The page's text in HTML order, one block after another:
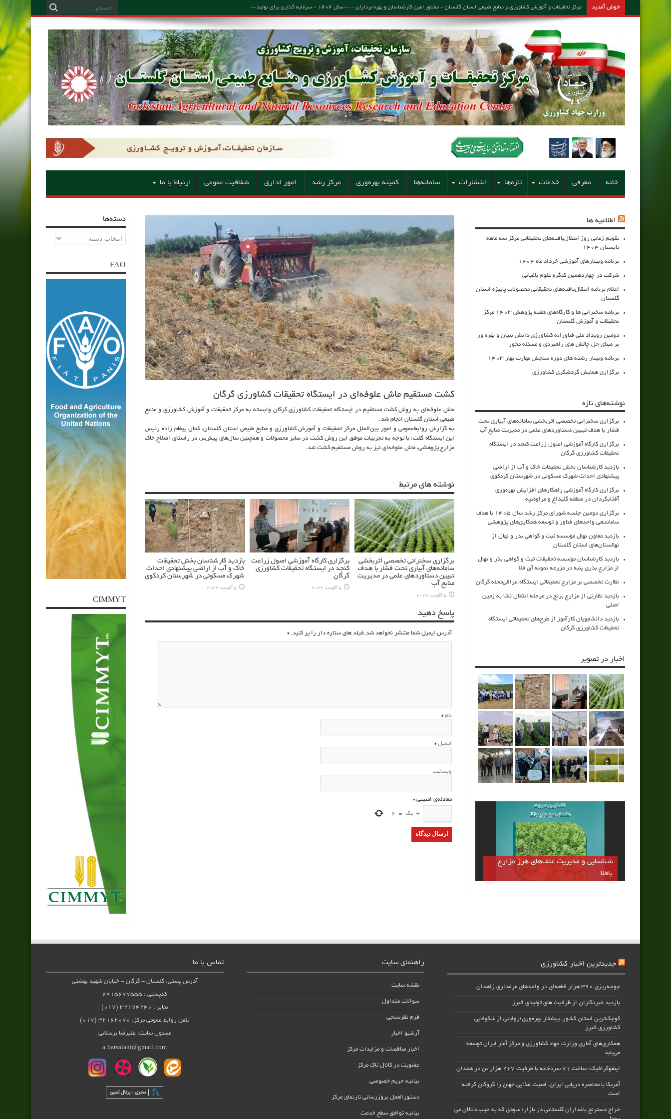
خوش آمدید مرکز تحقیقات و آموزش کشاورزی و منابع طبیعی استان گلستان – مشاور امین کارشناسان و بهره برداران – ***سال ۱۴۰۴ – سرمایه گذاری برای تولید***
خانه معرفی خدمات تازه‌ها انتشارات سامانه‌ها کمیته بهره‌وری مرکز رشد امور اداری شفافیت عمومی ارتباط با ما
کشت مستقیم ماش علوفه‌ای در ایستگاه تحقیقات کشاورزی گرگان
ماش علوفه‌ای به روش کشت مستقیم در ایستگاه تحقیقات کشاورزی گرگان وابسته به مرکز تحقیقات و آموزش کشاورزی و منابع
طبیعی استان گلستان انجام شد.
به گزارش روابط‌عمومی و امور بین‌الملل مرکز تحقیقات و آموزش کشاورزی و منابع طبیعی استان گلستان، کمال پیغام زاده رئیس
این ایستگاه گفت: با توجه به تجربیات موفق این روش کشت در سایر محصولات و همچنین سال‌های پیش‌تر، در راستای اصلاح خاک
مزارع پژوهشی، ماش علوفه‌ای نیز به روش مستقیم کشت شد.
نوشته های مرتبط
برگزاری سخنرانی تخصصی اثربخشی
سامانه‌های آبیاری تحت فشار با هدف
تبیین دستاوردهای علمی در مدیریت
منابع آب
5 آگوست 2026
برگزاری کارگاه آموزشی اصول زراعت
کنجد در ایستگاه تحقیقات کشاورزی
گرگان
5 آگوست 2026
بازدید کارشناسان بخش تحقیقات
خاک و آب از اراضی پیشنهادی احداث
شهرک مسکونی در شهرستان کردکوی
5 آگوست 2026
پاسخ دهید
آدرس ایمیل شما منتشر نخواهد شد.فیلد های ستاره دار را پر کنید.*
نام *
ایمیل *
وبسایت
معادله‌ی امنیتی*
+ یک =
6
دسته‌ها
دسته‌ها
FAO
CIMMYT
اطلاعیه ها
تقویم زمانی روز انتقال‌یافته‌های تحقیقاتی مرکز سه ماهه
تابستان 1404
برنامه وبینارهای آموزشی خرداد ماه 1404
شرکت در چهاردهمین کنگره علوم باغبانی
اعلام برنامه انتقال‌یافته‌های تحقیقاتی محصولات پاییزه استان
گلستان
برنامه سخنرانی ها و کارگاه‌های هفته پژوهش 1403 مرکز
تحقیقات و آموزش گلستان
دومین رویداد ملی فناورانه کشاورزی دانش بنیان و بهره ور
بر مبنای حل چالش های راهبردی و مسئله محور
برنامه وبینار رشته های دوره سنجش مهارت بهار 1403
برگزاری همایش گردشگری کشاورزی
نوشته‌های تازه
برگزاری سخنرانی تخصصی اثربخشی سامانه‌های آبیاری تحت
فشار با هدف تبیین دستاوردهای علمی در مدیریت منابع آب
برگزاری کارگاه آموزشی اصول زراعت کنجد در ایستگاه
تحقیقات کشاورزی گرگان
بازدید کارشناسان بخش تحقیقات خاک و آب از اراضی
پیشنهادی احداث شهرک مسکونی در شهرستان کردکوی
برگزاری کارگاه آموزشی راهکارهای افزایش بهره‌وری
آفتابگردان در منطقه گلیداغ و مراوه‌تپه
برگزاری دومین جلسه شورای مرکز رشد سال ۱۴۰۵ با هدف
ساماندهی واحدهای فناور و توسعه همکاری‌های پژوهشی
بازدید معاون نهال مؤسسه ثبت و گواهی بذر و نهال از
نهالستان‌های استان گلستان
بازدید کارشناسان مؤسسه تحقیقات ثبت و گواهی بذر و نهال
از مزارع بذری پنبه در مزرعه نمونه آق قلا
نظارت تخصصی بر مزارع تحقیقاتی ایستگاه عراقی‌محله گرگان
بازدید نظارتی از مزارع برنج در مرحله انتقال نشا به زمین
اصلی
بازدید دانشجویان کارآموز از طرح‌های تحقیقاتی ایستگاه
تحقیقات کشاورزی گرگان
اخبار در تصویر
شناسایی و مدیریت علف‌های هرز مزارع
باقلا
جدیدترین اخبار کشاورزی
جوجه‌ریزی ۳۹۰ هزار قطعه‌ای در واحدهای مرغداری زاهدان
بازدید خبرنگاران از ظرفیت های تولیدی البرز
کوچک‌ترین استان کشور، پیشتاز بهره‌وری؛روایتی از شکوفایی
کشاورزی البرز
همکاری‌های آماری وزارت جهاد کشاورزی و مرکز آمار ایران توسعه
می‌یابد
اینفوگرافیک؛ ساخت ۷۱ سردخانه با ظرفیت ۲۶۷ هزار تن در همدان
آمریکا با محاصره دریایی ایران، امنیت غذایی جهان را گروگان گرفته
است
حراج دسترنج باغداران گلستانی در بازار؛ سودی که به جیب دلالان می
راهنمای سایت
نقشه سایت
سوالات متداول
فرم نظرسنجی
آرشیو اخبار
اخبار مناقصات و مزایدات مرکز
عضویت در کانال تاک مرکز
بیانیه حریم خصوصی
دستورالعمل بروزرسانی تارنمای مرکز
بیانیه توافق سطح خدمت
تماس با ما
آدرس پستی: گلستان - گرگان - خیابان شهید بهشتی
کدپستی : ۴۹۱۵۶۷۷۵۵۵
نمابر : ۳۲۱۷۴۲۴۰ (۰۱۷)
تلفن روابط عمومی مرکز: ۳۲۱۶۲۰۷۰ (۰۱۷)
مسئول سایت: علیرضا برسلانی
a.barsalani@gmail.com